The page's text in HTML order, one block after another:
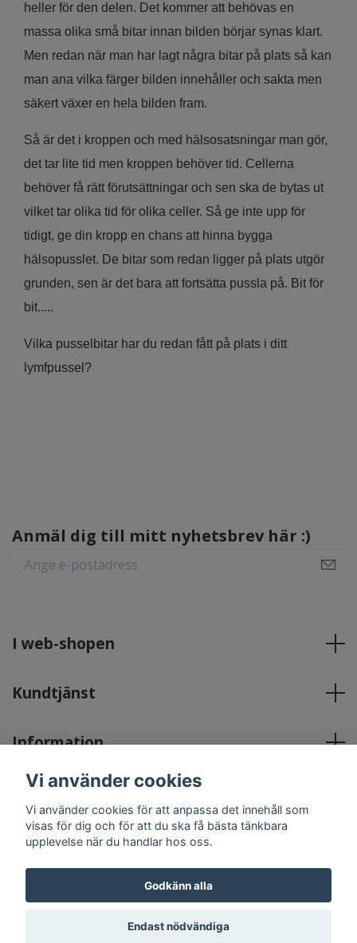
heller för den delen. Det kommer att behövas en
massa olika små bitar innan bilden börjar synas klart.
Men redan när man har lagt några bitar på plats så kan
man ana vilka färger bilden innehåller och sakta men
säkert växer en hela bilden fram.
Så är det i kroppen och med hälsosatsningar man gör,
det tar lite tid men kroppen behöver tid. Cellerna
behöver få rätt förutsättningar och sen ska de bytas ut
vilket tar olika tid för olika celler. Så ge inte upp för
tidigt, ge din kropp en chans att hinna bygga
hälsopusslet. De bitar som redan ligger på plats utgör
grunden, sen är det bara att fortsätta pussla på. Bit för
bit.....
Vilka pusselbitar har du redan fått på plats i ditt
lymfpussel?
Anmäl dig till mitt nyhetsbrev här :)
I web-shopen
Kundtjänst
Information
Sociala medier
© 2026 Englavingar Lymfhälsa & FriskvårdPowered by
Quickbutik
Vi använder cookies
Vi använder cookies för att anpassa det innehåll som
visas för dig och för att du ska få bästa tänkbara
upplevelse när du handlar hos oss.
Godkänn alla
Endast nödvändiga